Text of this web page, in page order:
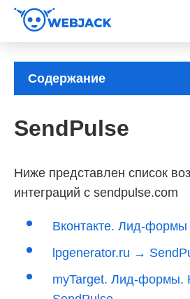
Содержание
SendPulse
Ниже представлен список
интеграций с sendpulse.com
Вконтакте. Лид-
lpgenerator.ru →
myTarget. Лид-формы.